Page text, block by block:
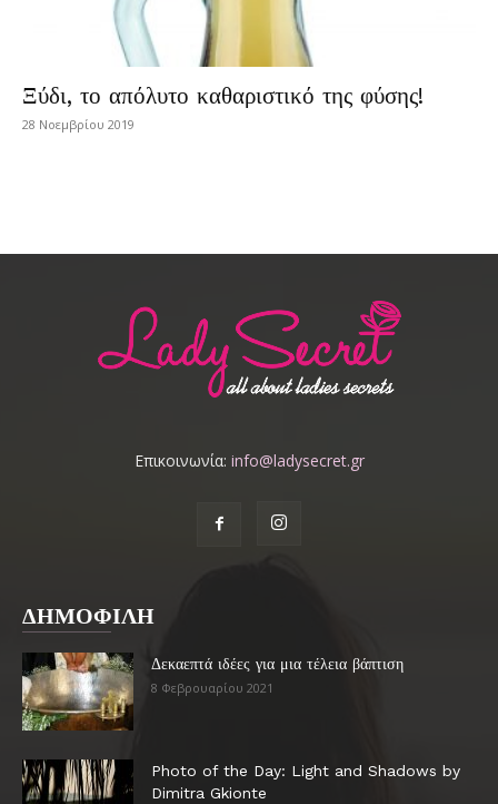
Ξύδι, το απόλυτο καθαριστικό της φύσης!
28 Νοεμβρίου 2019
Επικοινωνία: info@ladysecret.gr
ΔΗΜΟΦΙΛΗ
Δεκαεπτά ιδέες για μια τέλεια βάπτιση
8 Φεβρουαρίου 2021
Photo of the Day: Light and Shadows by
Dimitra Gkionte